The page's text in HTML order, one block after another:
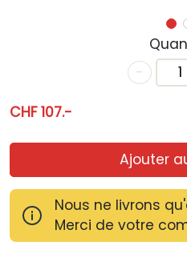
-
CHF 107.-
Ajouter
Nous ne livrons
Merci de votre